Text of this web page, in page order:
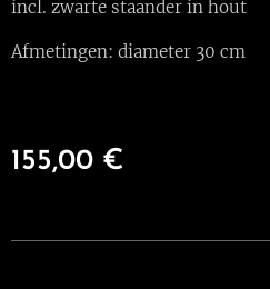
incl. zwarte staander in hout
Afmetingen: diameter 30 cm
155,00 €